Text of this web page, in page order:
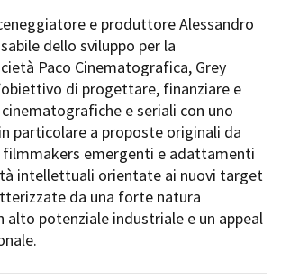
Torino Film Festival
David di Donatello
Nastri d’Argento
Premio Solinas
STRUMENTI
Location - Accedi al tuo
profilo
Location - Nuovo utente
Newsletter
Lavora con noi
e produttore Alessandro
dello sviluppo per la
Paco Cinematografica, Grey
di progettare, finanziare e
e seriali con uno
particolare a proposte originali da
emergenti e adattamenti
intellettuali orientate ai nuovi target
da una forte natura
alto potenziale industriale e un appeal